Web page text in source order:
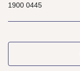
1900 0445